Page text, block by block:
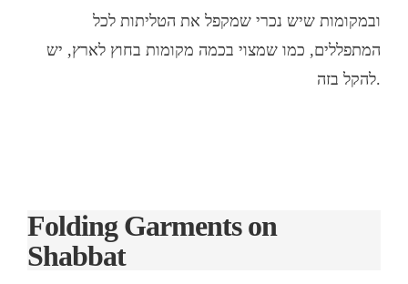
ובמקומות שיש נכרי שמקפל את הטליתות לכל
המתפללים, כמו שמצוי בכמה מקומות בחוץ לארץ, יש
להקל בזה.
Folding Garments on
Shabbat